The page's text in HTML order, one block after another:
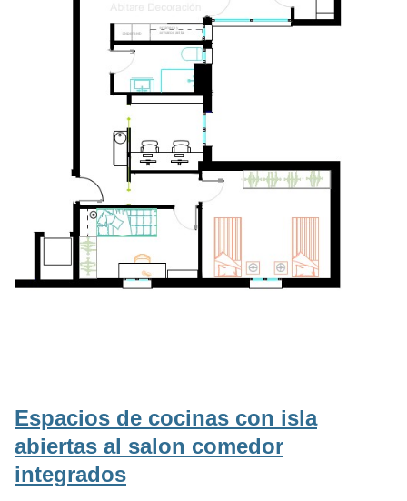
Espacios de cocinas con isla
abiertas al salon comedor
integrados